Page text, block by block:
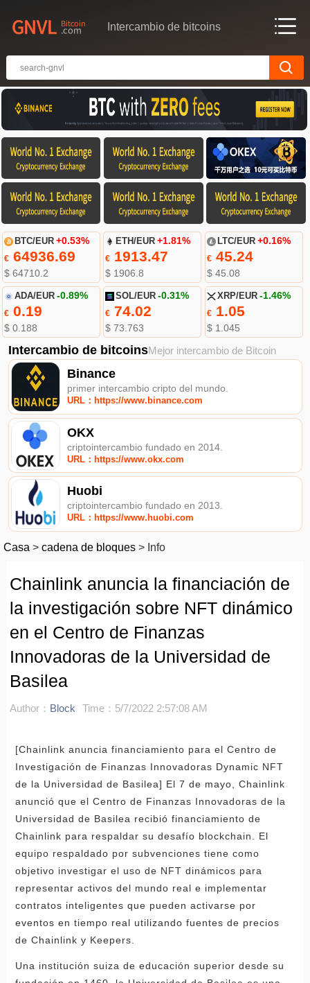
Intercambio de bitcoins
BTC/EUR +0.53%
€64936.69
$ 64710.2
ETH/EUR +1.81%
€ 1913.47
$ 1906.8
LTC/EUR +0.16%
€45.24
$ 45.08
ADA/EUR -0.89%
€0.19
$ 0.188
SOL/EUR -0.31%
€ 74.02
$ 73.763
XRP/EUR -1.46%
€1.05
$ 1.045
Intercambio de bitcoinsMejor intercambio de Bitcoin
Binance
primer intercambio cripto del mundo.
URL：https://www.binance.com
OKX
criptointercambio fundado en 2014.
URL：https://www.okx.com
Huobi
criptointercambio fundado en 2013.
URL：https://www.huobi.com
Casa > cadena de bloques > Info
Chainlink anuncia la financiación de
la investigación sobre NFT dinámico
en el Centro de Finanzas
Innovadoras de la Universidad de
Basilea
Author： Block Time：5/7/2022 2:57:08 AM
[Chainlink anuncia financiamiento para el Centro de
Investigación de Finanzas Innovadoras Dynamic NFT
de la Universidad de Basilea] El 7 de mayo, Chainlink
anunció que el Centro de Finanzas Innovadoras de la
Universidad de Basilea recibió financiamiento de
Chainlink para respaldar su desafío blockchain. El
equipo respaldado por subvenciones tiene como
objetivo investigar el uso de NFT dinámicos para
representar activos del mundo real e implementar
contratos inteligentes que pueden activarse por
eventos en tiempo real utilizando fuentes de precios
de Chainlink y Keepers.
Una institución suiza de educación superior desde su